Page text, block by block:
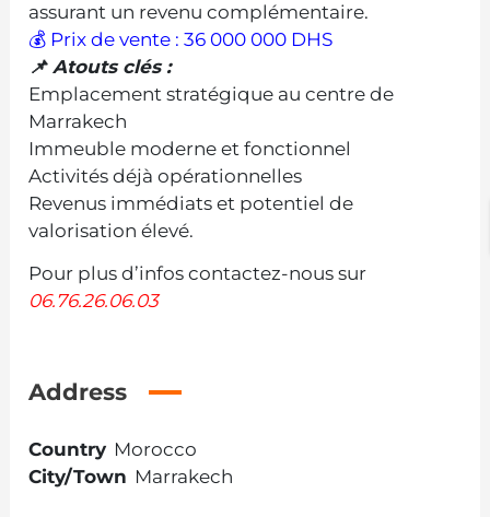
assurant un revenu complémentaire.
💰 Prix de vente : 36 000 000 DHS
📌 Atouts clés :
Emplacement stratégique au centre de
Marrakech
Immeuble moderne et fonctionnel
Activités déjà opérationnelles
Revenus immédiats et potentiel de
valorisation élevé.
Pour plus d’infos contactez-nous sur
06.76.26.06.03
Address
Country Morocco
City/Town Marrakech